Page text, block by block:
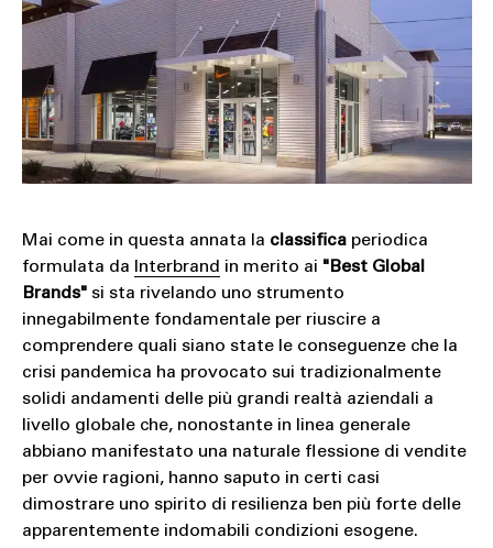
TECH
TRAVEL
Mai come in questa annata la classificaperiodica
formulata da
Interbrand in merito ai "Best Global
Brands"si sta rivelando uno strumento
innegabilmente fondamentale per riuscire a
comprendere quali siano state le conseguenze che la
crisi pandemica ha provocato sui tradizionalmente
solidi andamenti delle più grandi realtà aziendali a
livello globale che, nonostante in linea generale
abbiano manifestato una naturale flessione di vendite
per ovvie ragioni, hanno saputo in certi casi
dimostrare uno spirito di resilienza ben più forte delle
apparentemente indomabili condizioni esogene.